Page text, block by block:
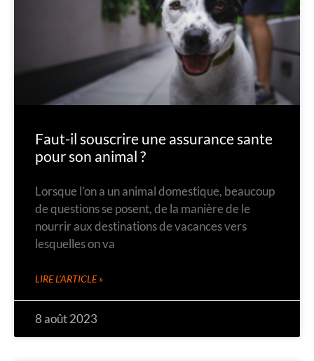
Faut-il souscrire une assurance sante
pour son animal ?
Lorsque l’on a un animal domestique, beaucoup
de questions se posent, de la manière de le
nourrir aux destinations de vacances vers
lesquelles on va
LIRE L'ARTICLE »
8 août 2023